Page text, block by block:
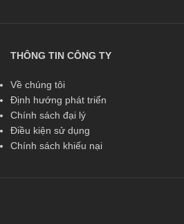
THÔNG TIN CÔNG TY
Về chúng tôi
Định hướng phát triển
Chính sách đại lý
Điều kiện sử dụng
Chính sách khiếu nại